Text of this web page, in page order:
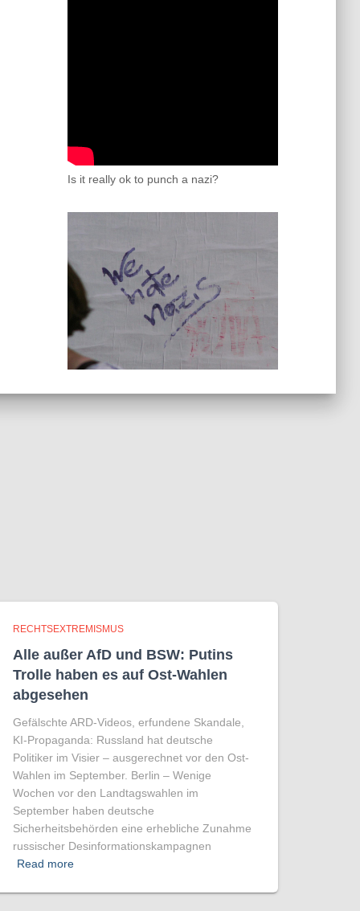
Is it really ok to punch a nazi?
RECHTSEXTREMISMUS
Alle außer AfD und BSW: Putins
Trolle haben es auf Ost-Wahlen
abgesehen
Gefälschte ARD-Videos, erfundene Skandale,
KI-Propaganda: Russland hat deutsche
Politiker im Visier – ausgerechnet vor den Ost-
Wahlen im September. Berlin – Wenige
Wochen vor den Landtagswahlen im
September haben deutsche
Sicherheitsbehörden eine erhebliche Zunahme
russischer Desinformationskampagnen
Read more